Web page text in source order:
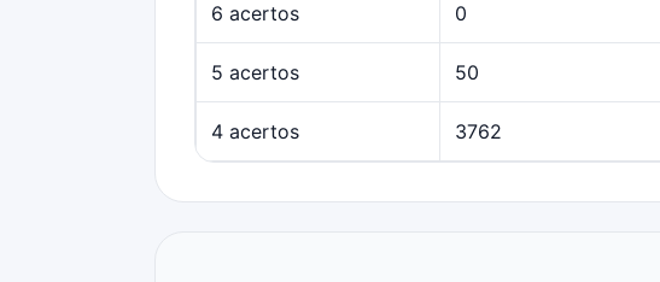
6 acertos 0
5 acertos 50
4 acertos 3762